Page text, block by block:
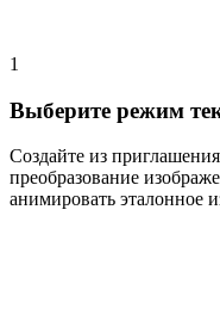
1
Выберите режим
Создайте из
преобразование
анимировать эталонное